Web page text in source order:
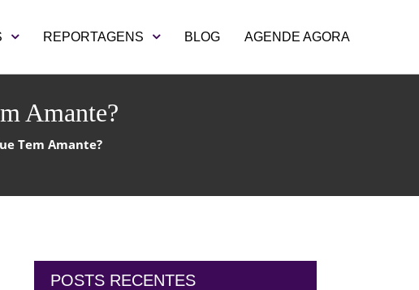
REPORTAGENS BLOG AGENDE AGORA
Amante?
Tem Amante?
POSTS RECENTES